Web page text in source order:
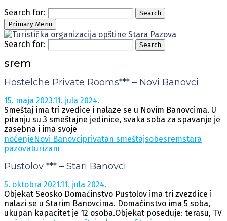
Search for:
Search
Primary Menu
Search for: Search
srem
Hostelche Private Rooms*** – Novi Banovci
15. maja 2023.11. jula 2024.
Smeštaj ima tri zvedice i nalaze se u Novim Banovcima. U
pitanju su 3 smeštajne jedinice, svaka soba za spavanje je
zasebna i ima svoje
noćenje Novi Banovciprivatan smeštajsobesremstara
pazovaturizam
Pustolov *** – Stari Banovci
5. oktobra 2021.11. jula 2024.
Objekat Seosko Domaćinstvo Pustolov ima tri zvezdice i
nalazi se u Starim Banovcima. Domaćinstvo ima 5 soba,
ukupan kapacitet je 12 osoba.Objekat poseduje: terasu, TV